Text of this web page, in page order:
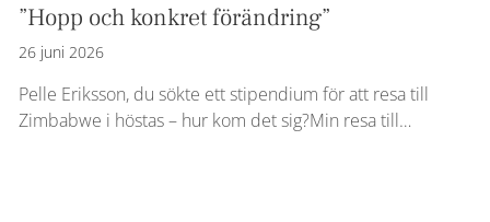
”Hopp och konkret förändring”
26 juni 2026
Pelle Eriksson, du sökte ett stipendium för att resa till
Zimbabwe i höstas – hur kom det sig?Min resa till…